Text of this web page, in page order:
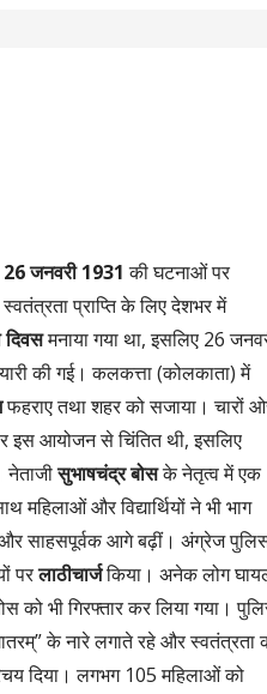
26 जनवरी 1931 की घटनाओं पर
प्राप्ति के लिए देशभर में
दिवसमनाया गया था, इसलिए 26
की गई। कलकत्ता (कोलकाता) में
फहराए तथा शहर को सजाया। चारों
इस आयोजन से चिंतित थी, इसलिए
नेताजीसुभाषचंद्र बोसके नेतृत्व में एक
और विद्यार्थियों ने भी भाग
और साहसपूर्वक आगे बढ़ीं। अंग्रेज
परलाठीचार्जकिया। अनेक लोग
को भी गिरफ्तार कर लिया गया।
के नारे लगाते रहे और स्वतंत्रता
दिया। लगभग 105 महिलाओं को